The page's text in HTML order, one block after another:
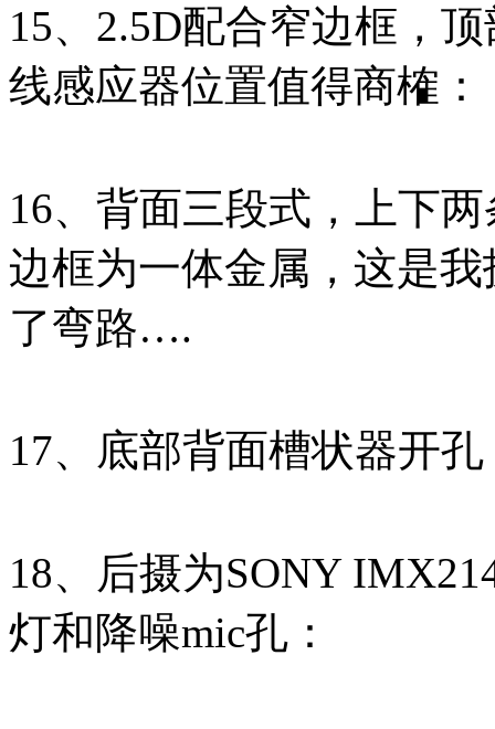
15、2.5D配合窄边框，
线感应器位置值得商榷：
16、背面三段式，上下
边框为一体金属，这是
了弯路….
17、底部背面槽状器开孔
18、后摄为SONY
灯和降噪mic孔：